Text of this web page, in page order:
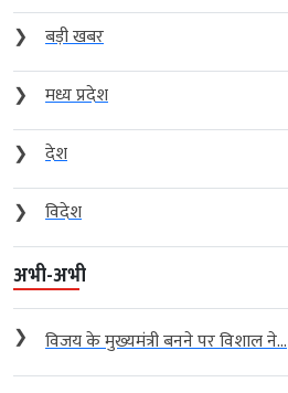
❯
बड़ी खबर
❯
मध्य प्रदेश
❯
देश
❯
विदेश
अभी-अभी
❯ विजय के मुख्यमंत्री बनने पर विशाल ने...